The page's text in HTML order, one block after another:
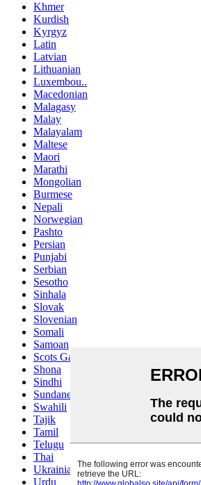
Khmer
Kurdish
Kyrgyz
Latin
Latvian
Lithuanian
Luxembou..
Macedonian
Malagasy
Malay
Malayalam
Maltese
Maori
Marathi
Mongolian
Burmese
Nepali
Norwegian
Pashto
Persian
Punjabi
Serbian
Sesotho
Sinhala
Slovak
Slovenian
Somali
Samoan
Scots Gaelic
Shona
Sindhi
Sundanese
Swahili
Tajik
Tamil
Telugu
Thai
Ukrainian
Urdu